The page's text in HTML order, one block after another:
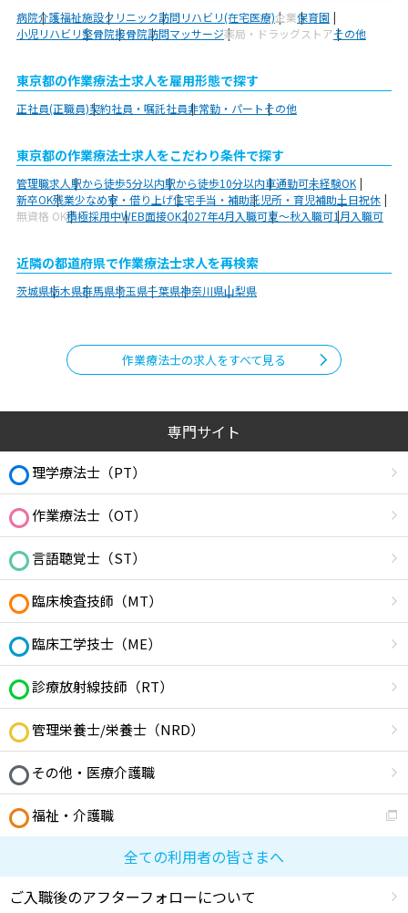
病院介護福祉施設クリニック訪問リハビリ(在宅医療)企業保育園
小児リハビリ整骨院接骨院訪問マッサージ薬局・ドラッグストアその他
東京都の作業療法士求人を雇用形態で探す
正社員(正職員)契約社員・嘱託社員非常勤・パートその他
東京都の作業療法士求人をこだわり条件で探す
管理職求人駅から徒歩5分以内駅から徒歩10分以内車通勤可未経験OK
新卒OK残業少なめ寮・借り上げ住宅手当・補助託児所・育児補助土日祝休
無資格 OK積極採用中WEB面接OK2027年4月入職可夏～秋入職可1月入職可
近隣の都道府県で作業療法士求人を再検索
茨城県栃木県群馬県埼玉県千葉県神奈川県山梨県
作業療法士の求人をすべて見る
専門サイト
理学療法士（PT）
作業療法士（OT）
言語聴覚士（ST）
臨床検査技師（MT）
臨床工学技士（ME）
診療放射線技師（RT）
管理栄養士/栄養士（NRD）
その他・医療介護職
福祉・介護職
全ての利用者の皆さまへ
ご入職後のアフターフォローについて